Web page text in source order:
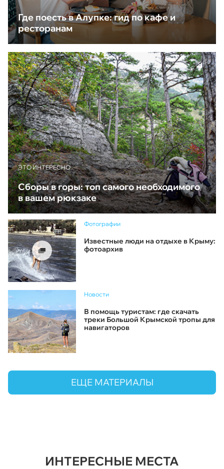
Где поесть в Алупке: гид по кафе и
ресторанам
ЭТО ИНТЕРЕСНО
Сборы в горы: топ самого необходимого
в вашем рюкзаке
Фотографии
Известные люди на отдыхе в Крыму:
фотоархив
Новости
В помощь туристам: где скачать
треки Большой Крымской тропы для
навигаторов
ЕЩЕ МАТЕРИАЛЫ
ИНТЕРЕСНЫЕ МЕСТА